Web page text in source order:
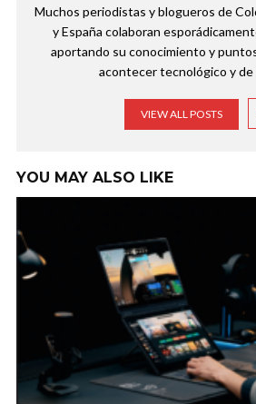
Muchos periodistas y blogueros de
y España colaboran
aportando su conocimiento y
acontecer tecnológico y
VIEW ALL POSTS
YOU MAY ALSO LIKE